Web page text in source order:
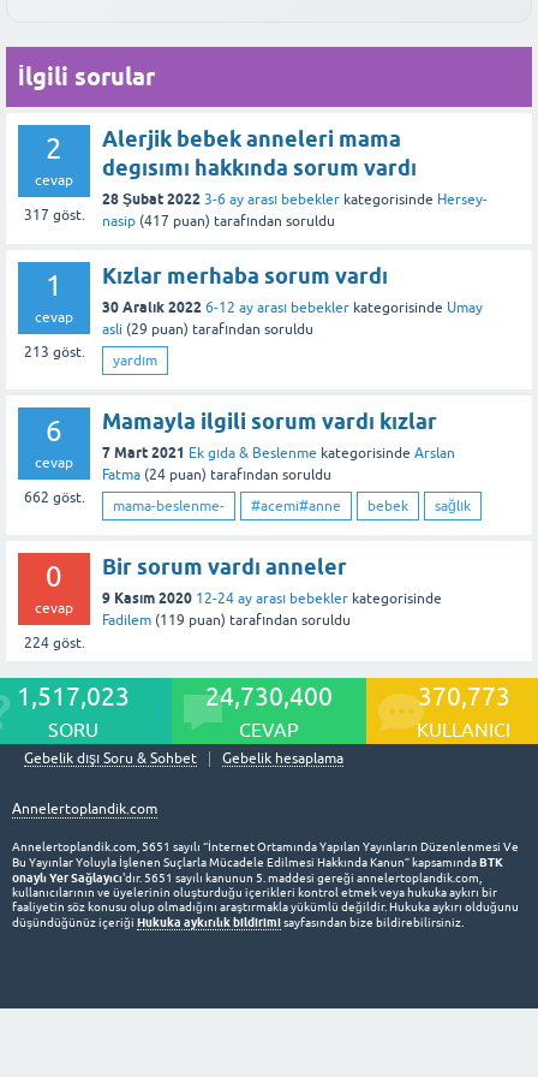
gözlemlemek de önemlidir. Eğer bebeğinizin genel durumunda
belirgin bir kötüleşme varsa, ateşi ne kadar olursa olsun bir sağlık
profesyoneline danışılmalıdır.
Bu yanıt faydalı oldu mu?
ve köpüklü kaka nedeni olabilir. Eğer bebek huzursuz değilse,
iştahı yerindeyse ve genel sağlığı iyiyse, bu durum genellikle
endişe verici değildir. Ancak, bu durum uzun süre devam ederse
veya bebeğinizde başka belirtiler varsa (ishal, kusma, kilo
alamama gibi), mutlaka bir çocuk doktoruna danışmalısınız.
Bu yanıt faydalı oldu mu?
İlgili sorular
2
cevap
317 göst.
Alerjik bebek anneleri mama
degısımı hakkında sorum vardı
28 Şubat 2022 3-6 ay arası bebekler kategorisinde Hersey-
nasip (417 puan) tarafından soruldu
1
cevap
213 göst.
Kızlar merhaba sorum vardı
30 Aralık 2022 6-12 ay arası bebekler kategorisinde Umay
asli (29 puan) tarafından soruldu
yardım
6
cevap
662 göst.
Mamayla ilgili sorum vardı kızlar
7 Mart 2021 Ek gıda & Beslenme kategorisinde Arslan
Fatma (24 puan) tarafından soruldu
mama-beslenme-
#acemi#anne bebek sağlık
0
cevap
224göst.
Bir sorum vardı anneler
9 Kasım 2020 12-24 ay arası bebekler kategorisinde
Fadilem (119 puan) tarafından soruldu
1,517,023
SORU
24,730,400
CEVAP
370,773
KULLANICI
Gebelik dışı Soru & Sohbet Gebelik hesaplama
Annelertoplandik.com
Annelertoplandik.com, 5651 sayılı “İnternet Ortamında Yapılan Yayınların Düzenlenmesi Ve
Bu Yayınlar Yoluyla İşlenen Suçlarla Mücadele Edilmesi Hakkında Kanun” kapsamındaBTK
onaylı Yer Sağlayıcı'dır. 5651 sayılı kanunun 5. maddesi gereği annelertoplandik.com,
kullanıcılarının ve üyelerinin oluşturduğu içerikleri kontrol etmek veya hukuka aykırı bir
faaliyetin söz konusu olup olmadığını araştırmakla yükümlü değildir. Hukuka aykırı olduğunu
düşündüğünüz içeriği Hukuka aykırılık bildirimisayfasından bize bildirebilirsiniz.